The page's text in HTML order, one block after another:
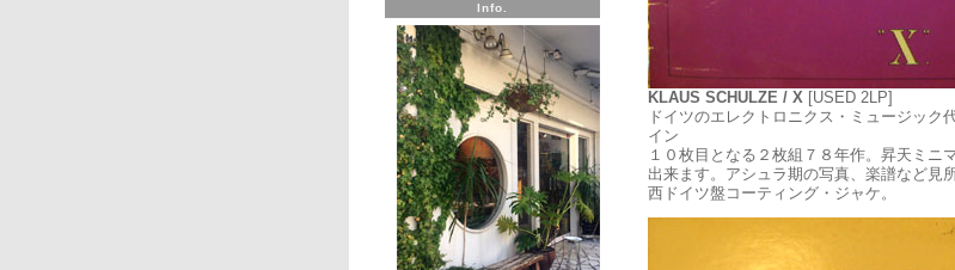
KLAUS SCHULZE / X [USED 2LP]
ドイツのエレクトロニクス・ミュージック
イン
１０枚目となる２枚組７８年作。昇天ミニ
出来ます。アシュラ期の写真、楽譜など見
西ドイツ盤コーティング・ジャケ。
Info.